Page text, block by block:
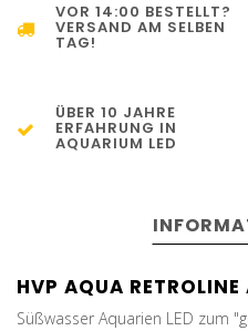
VOR 14:00 BESTELLT?
VERSAND AM SELBEN
TAG!
ÜBER 10 JAHRE
ERFAHRUNG IN
AQUARIUM LED
HVP AQUA
Süßwasser Aquarien LED zum